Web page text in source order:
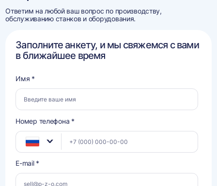
Ответим на любой ваш вопрос по производству,
обслуживанию станков и оборудования.
Заполните анкету, и мы свяжемся с вами
в ближайшее время
Имя *
Номер телефона *
E-mail *